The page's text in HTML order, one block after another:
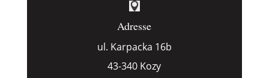

Adresse
ul. Karpacka 16b
43-340 Kozy